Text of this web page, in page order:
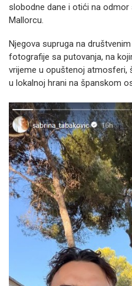
slobodne dane i otići na
Mallorcu.
Njegova supruga na
fotografije sa putovanja, na
vrijeme u opuštenoj atmosferi,
u lokalnoj hrani na španskom